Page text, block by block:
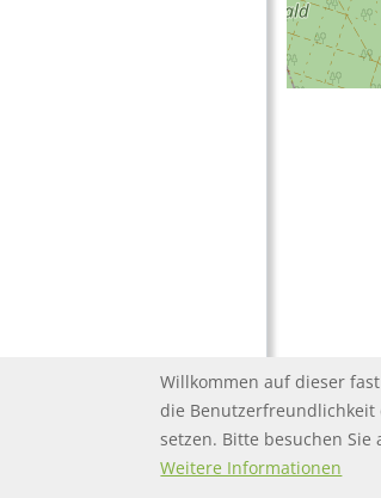
FOOTER MENU Twitter
Willkommen auf dieser
die Benutzerfreundlichkeit
setzen. Bitte besuchen
Weitere Informationen